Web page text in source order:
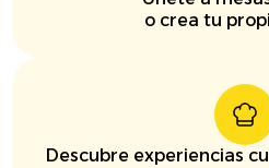
o crea tu
Descubre experiencias